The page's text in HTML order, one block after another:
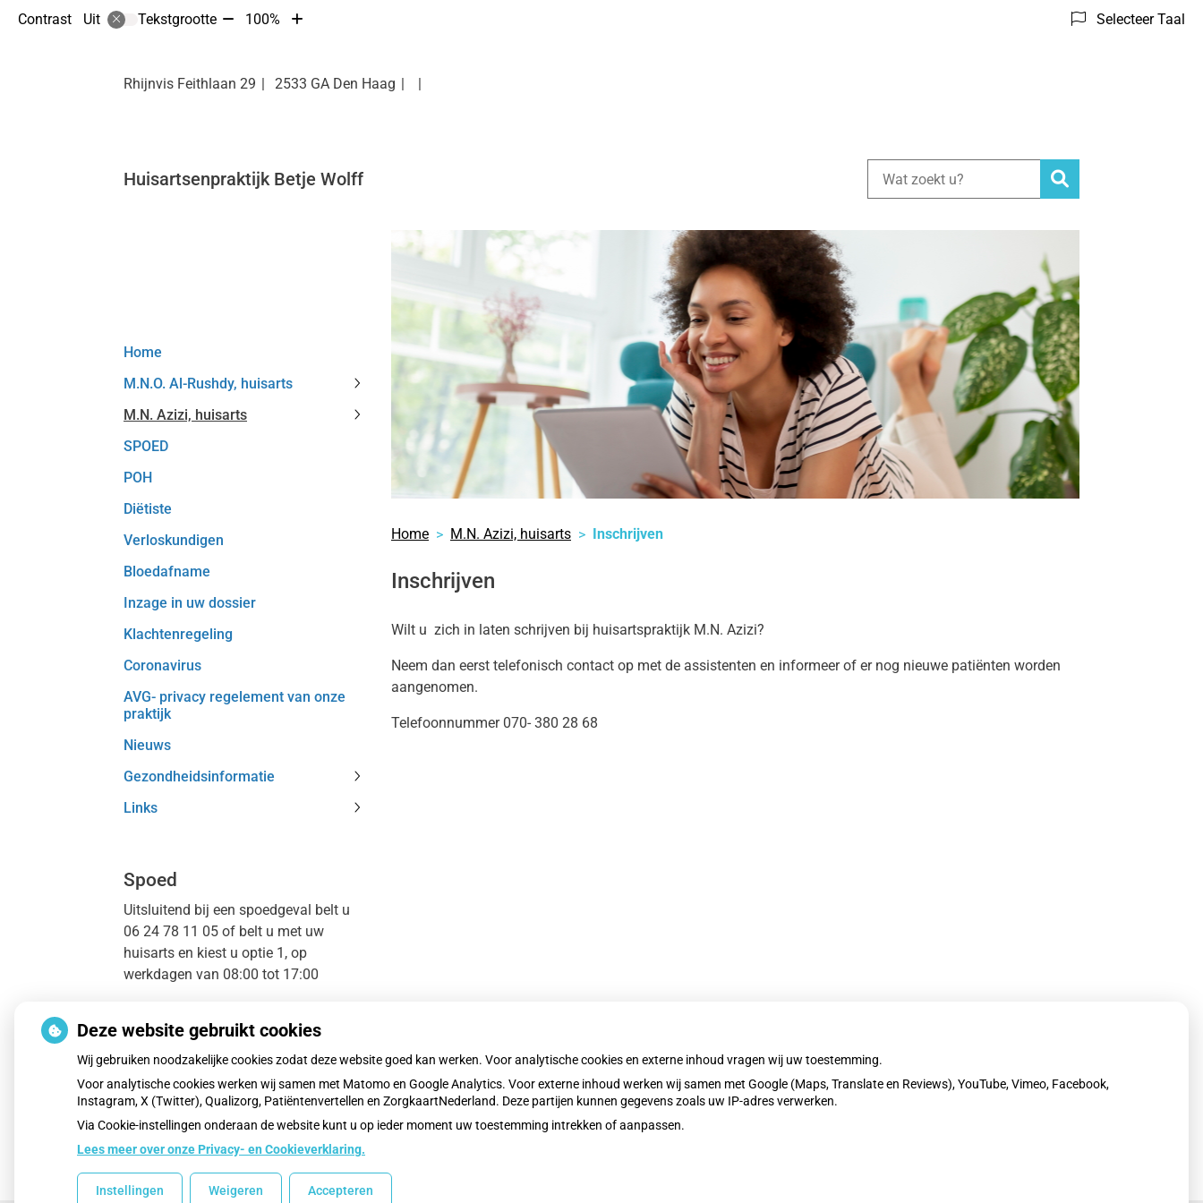
Contrast Uit Tekstgrootte Tekst
10%
100%
Tekst
10%
Selecteer Taal
Rhijnvis Feithlaan 29 2533 GA Den Haag
Huisartsenpraktijk Betje Wolff Zoeken
Home
M.N.O. Al-Rushdy, huisarts
Al-
huisarts
M.N. Azizi, huisarts
SPOED
POH
Diëtiste
Verloskundigen
Bloedafname
Inzage in uw dossier
Klachtenregeling
Coronavirus
AVG- privacy regelement van onze
praktijk
Nieuws
Gezondheidsinformatie
submenu
Links
Spoed
Uitsluitend bij een spoedgeval belt u
06 24 78 11 05 of belt u met uw
huisarts en kiest u optie 1, op
werkdagen van 08:00 tot 17:00
huisartsenpraktijk; avond, nacht,
weekend en feestdagen kunt u voor
spoedeisende gevallen contact
opnemen met Hadoks: telefoon
nummer 070 346 96 69.
In geval van een levensbedreigende
situatie belt u 112.
Home M.N. Azizi, huisarts Inschrijven
Inschrijven
Wilt u zich in laten schrijven bij huisartspraktijk M.N. Azizi?
Neem dan eerst telefonisch contact op met de assistenten en informeer of er nog nieuwe patiënten worden
aangenomen.
Telefoonnummer 070- 380 28 68
Deze website gebruikt cookies
Wij gebruiken noodzakelijke cookies zodat deze website goed kan werken. Voor analytische cookies en externe inhoud vragen wij uw toestemming.
Voor analytische cookies werken wij samen met Matomo en Google Analytics. Voor externe inhoud werken wij samen met Google (Maps, Translate en Reviews), YouTube, Vimeo, Facebook,
Instagram, X (Twitter), Qualizorg, Patiëntenvertellen en ZorgkaartNederland. Deze partijen kunnen gegevens zoals uw IP-adres verwerken.
Via Cookie-instellingen onderaan de website kunt u op ieder moment uw toestemming intrekken of aanpassen.
Lees meer over onze Privacy- en Cookieverklaring.
Instellingen Weigeren Accepteren